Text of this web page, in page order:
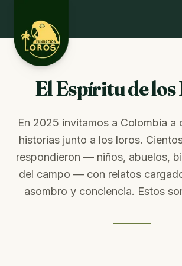
Stephania F. está realizando el
EVENTO
Desafío La Libertad × TEAMLEN
Faltan 10 días · Cupos limitados
BLOG
El Espíritu de los Loros
El Espíritu de
En 2025 invitamos a Colombia a
historias junto a los loros.
respondieron — niños, abuelos,
del campo — con relatos
asombro y conciencia. Estos